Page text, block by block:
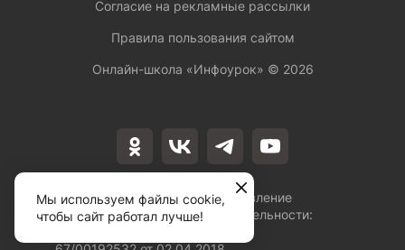
Лицензия на осуществление
образовательной деятельности:
Согласие на рекламные рассылки
Правила пользования сайтом
Онлайн-школа «Инфоурок» © 2026
Мы используем файлы cookie,
чтобы сайт работал лучше!